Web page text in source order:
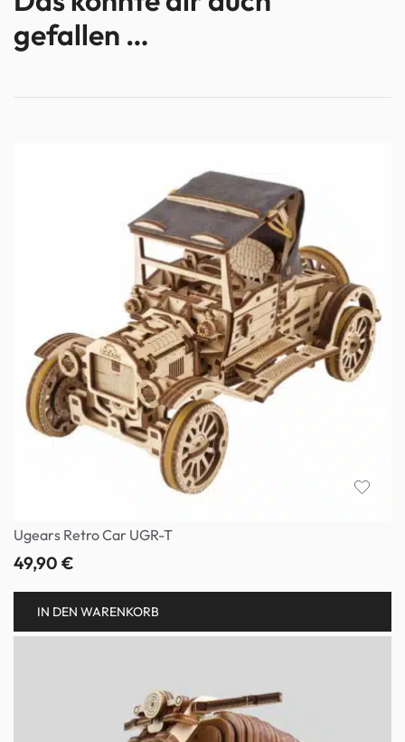
gefallen …
Ugears Retro Car UGR-T
49,90 €
IN DEN WARENKORB